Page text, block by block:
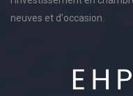
neuves et d'occasion.